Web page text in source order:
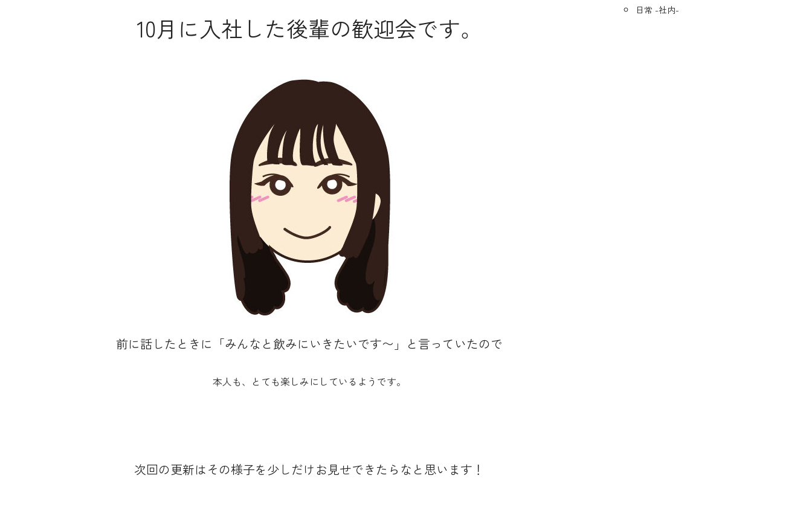
10月に入社した後輩の歓迎会です。
前に話したときに「みんなと飲みにいきたいです〜」と言っていたので
本人も、とても楽しみにしているようです。
次回の更新はその様子を少しだけお見せできたらなと思います！
日常 -社内-